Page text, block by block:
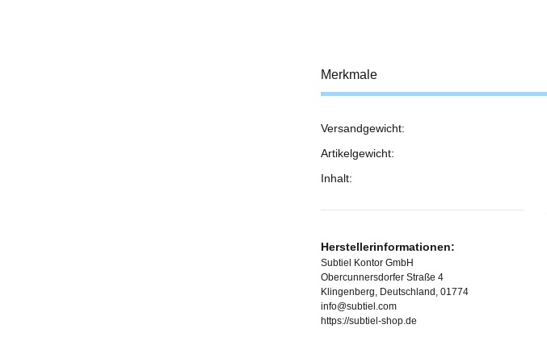
Merkmale
Produkteigenschaft
Wert
Versandgewicht:
Artikelgewicht:
Inhalt:
Herstellerinformationen:
Subtiel Kontor GmbH
Obercunnersdorfer Straße 4
Klingenberg, Deutschland, 01774
info@subtiel.com
https://subtiel-shop.de